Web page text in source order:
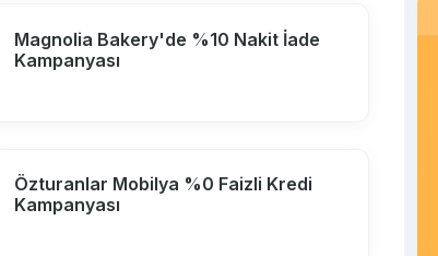
Magnolia Bakery'de %10 Nakit İade
Kampanyası
Özturanlar Mobilya %0 Faizli Kredi
Kampanyası